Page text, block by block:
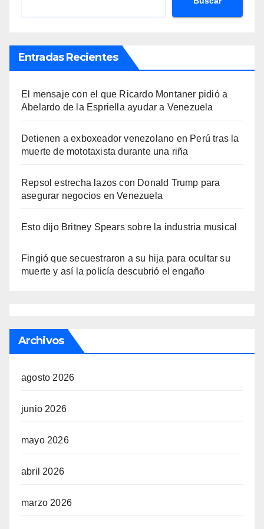
Entradas Recientes
El mensaje con el que Ricardo Montaner pidió a
Abelardo de la Espriella ayudar a Venezuela
Detienen a exboxeador venezolano en Perú tras la
muerte de mototaxista durante una riña
Repsol estrecha lazos con Donald Trump para
asegurar negocios en Venezuela
Esto dijo Britney Spears sobre la industria musical
Fingió que secuestraron a su hija para ocultar su
muerte y así la policía descubrió el engaño
Archivos
agosto 2026
junio 2026
mayo 2026
abril 2026
marzo 2026